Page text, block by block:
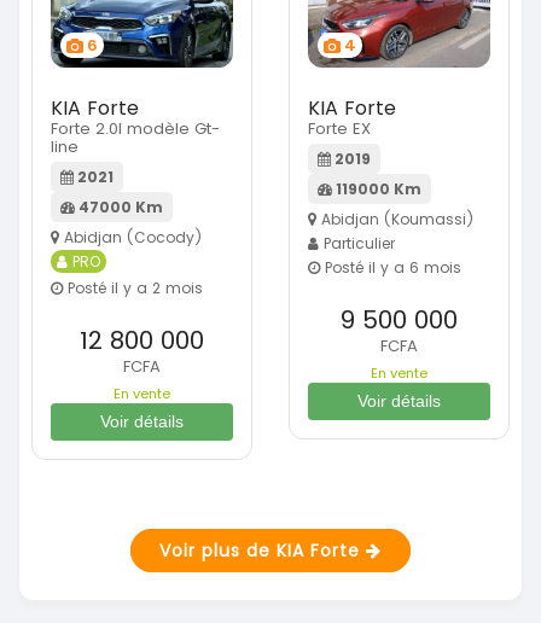
6
KIA Forte
Forte 2.0l modèle Gt-
line
2021
47000 Km
Abidjan (Cocody)
PRO
Posté il y a 2 mois
12 800 000
FCFA
En vente
Voir détails
4
KIA Forte
Forte EX
2019
119000 Km
Abidjan (Koumassi)
Particulier
Posté il y a 6 mois
9 500 000
FCFA
En vente
Voir détails
Voir plus de KIA Forte